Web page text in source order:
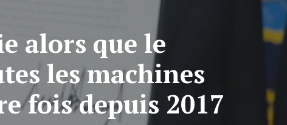
alors que le
les machines
fois depuis 2017